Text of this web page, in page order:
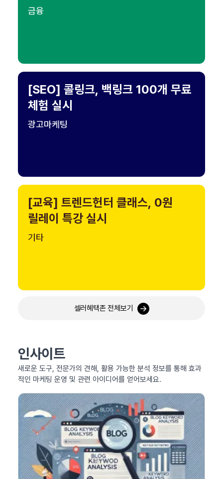
금융
[SEO] 콜링크, 백링크 100개 무료
체험 실시
광고마케팅
[교육] 트렌드헌터 클래스, 0원
릴레이 특강 실시
기타
셀러혜택존 전체보기
인사이트
새로운 도구, 전문가의 견해, 활용 가능한 분석 정보를 통해 효과
적인 마케팅 운영 및 관련 아이디어를 얻어보세요.